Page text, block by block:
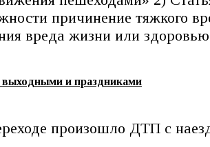
причинение тяжкого
вреда жизни или
и праздниками
произошло ДТП с